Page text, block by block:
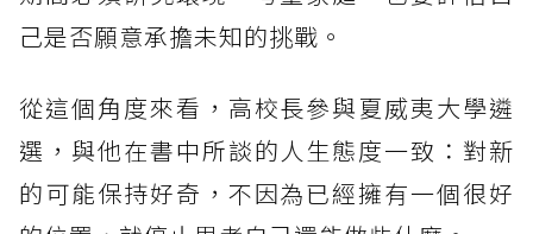
己是否願意承擔未知的挑戰。
從這個角度來看，高校長參與夏威夷大學遴
選，與他在書中所談的人生態度一致：對新
的可能保持好奇，不因為已經擁有一個很好